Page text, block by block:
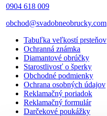
0904 618 009
obchod@svadobneobrucky.com
Tabuľka veľkostí prsteňov
Ochranná známka
Diamantové obrúčky
Starostlivosť o šperky
Obchodné podmienky
Ochrana osobných údajov
Reklamačný poriadok
Reklamačný formulár
Darčekové poukážky